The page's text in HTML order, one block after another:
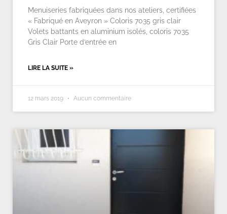
Menuiseries fabriquées dans nos ateliers, certifiées
« Fabriqué en Aveyron » Coloris 7035 gris clair
Volets battants en aluminium isolés, coloris 7035
Gris Clair Porte d’entrée en
LIRE LA SUITE »
12 mars 2019 Aucun commentaire